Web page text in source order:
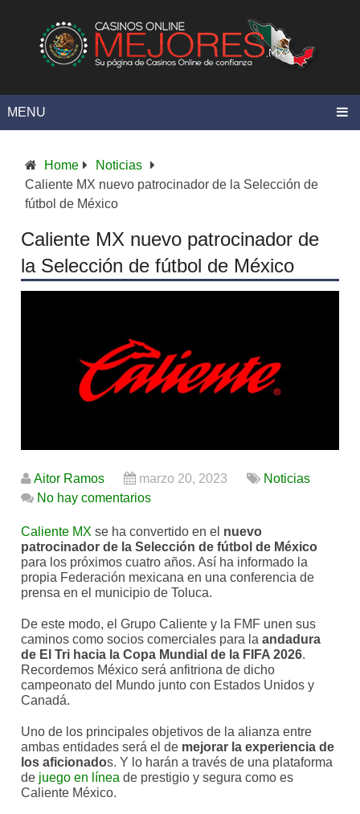
MENU
Home
Noticias
Caliente MX nuevo patrocinador de la Selección de
fútbol de México
Caliente MX nuevo patrocinador de
la Selección de fútbol de México
Aitor Ramos marzo 20, 2023
Noticias
No hay comentarios
Caliente MXse ha convertido en el nuevo
patrocinador de la Selección de fútbol de México
para los próximos cuatro años. Así ha informado la
propia Federación mexicana en una conferencia de
prensa en el municipio de Toluca.
De este modo, el Grupo Caliente y la FMF unen sus
caminos como socios comerciales para la andadura
de El Tri hacia la Copa Mundial de la FIFA 2026.
Recordemos México será anfitriona de dicho
campeonato del Mundo junto con Estados Unidos y
Canadá.
Uno de los principales objetivos de la alianza entre
ambas entidades será el de mejorar la experiencia de
los aficionados. Y lo harán a través de una plataforma
de juego en línea de prestigio y segura como es
Caliente México.